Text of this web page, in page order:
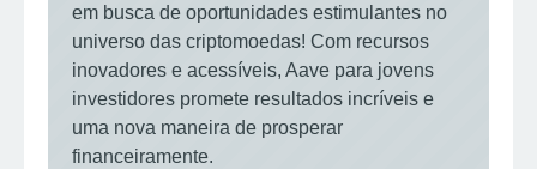
em busca de oportunidades estimulantes no
universo das criptomoedas! Com recursos
inovadores e acessíveis, Aave para jovens
investidores promete resultados incríveis e
uma nova maneira de prosperar
financeiramente.